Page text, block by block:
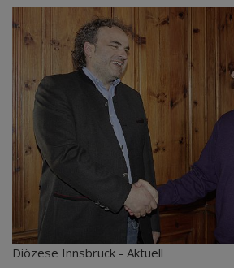
Diözese Innsbruck - Aktuell